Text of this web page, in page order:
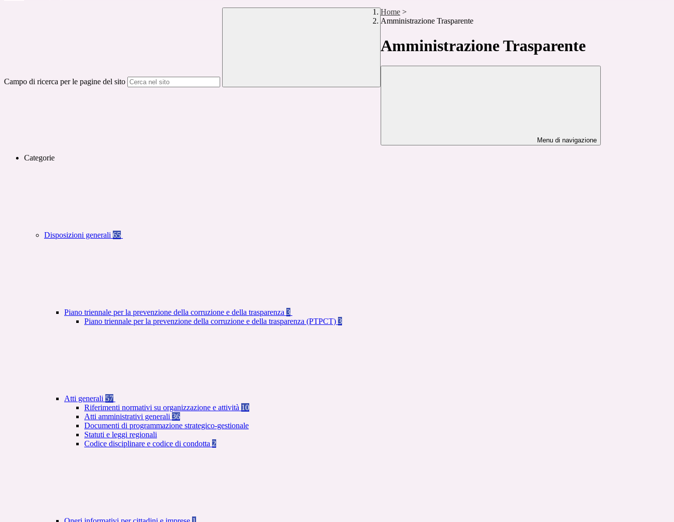
Campo di ricerca per le pagine del sito
Home >
Amministrazione Trasparente
Amministrazione Trasparente
Menu di navigazione
Categorie
Disposizioni generali 65
Piano triennale per la prevenzione della corruzione e della trasparenza 3
Piano triennale per la prevenzione della corruzione e della trasparenza (PTPCT) 3
Atti generali 57
Riferimenti normativi su organizzazione e attività 10
Atti amministrativi generali 36
Documenti di programmazione strategico-gestionale
Statuti e leggi regionali
Codice disciplinare e codice di condotta 2